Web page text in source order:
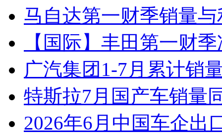
马自达第一财季销量
【国际】丰田第一财
广汽集团1-7月累计销
特斯拉7月国产车销量
2026年6月中国车企出